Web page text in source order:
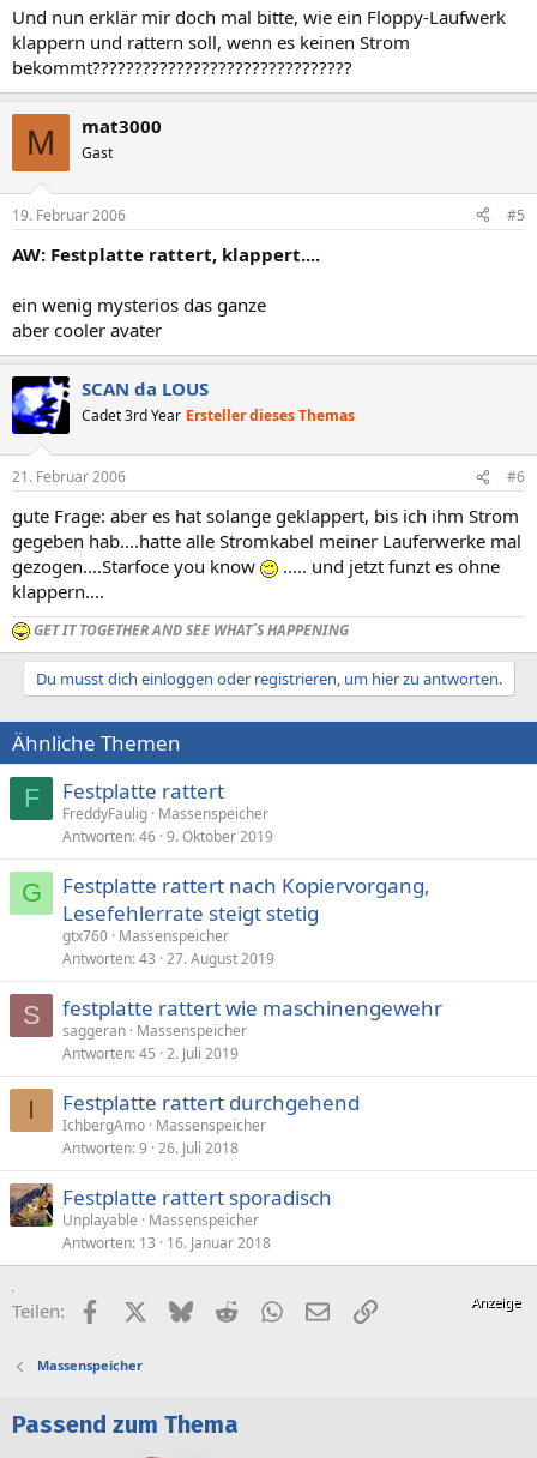
Und nun erklär mir doch mal bitte, wie ein Floppy-Laufwerk
klappern und rattern soll, wenn es keinen Strom
bekommt???????????????????????????????
M mat3000
Gast
19. Februar 2006 #5
AW: Festplatte rattert, klappert....
ein wenig mysterios das ganze
aber cooler avater
SCAN da LOUS
Cadet 3rd Year Ersteller dieses Themas
21. Februar 2006 #6
gute Frage: aber es hat solange geklappert, bis ich ihm Strom
gegeben hab....hatte alle Stromkabel meiner Lauferwerke mal
gezogen....Starfoce you know
..... und jetzt funzt es ohne
klappern....
GET IT TOGETHER AND SEE WHAT´S HAPPENING
Du musst dich einloggen oder registrieren, um hier zu antworten.
Ähnliche Themen
F Festplatte rattert
FreddyFaulig Massenspeicher
Antworten 46 9. Oktober 2019
G
Festplatte rattert nach Kopiervorgang,
Lesefehlerrate steigt stetig
gtx760 Massenspeicher
Antworten 43 27. August 2019
S festplatte rattert wie maschinengewehr
saggeran Massenspeicher
Antworten 45 2. Juli 2019
I Festplatte rattert durchgehend
IchbergAmo Massenspeicher
Antworten 9 26. Juli 2018
Festplatte rattert sporadisch
Unplayable
Massenspeicher
Antworten 13 16. Januar 2018
Teilen: FacebookX (Twitter)
BlueskyRedditWhatsApp
E-MailLink
Massenspeicher
Passend zum Thema